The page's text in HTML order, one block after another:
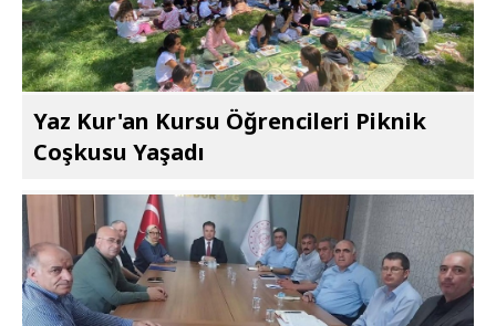
Yaz Kur'an Kursu Öğrencileri Piknik
Coşkusu Yaşadı